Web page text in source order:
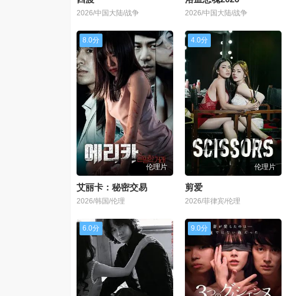
2026/中国大陆/战争 2026/中国大陆/战争
8.0分
伦理片
艾丽卡：秘密交易
2026/韩国/伦理
4.0分
伦理片
剪爱
2026/菲律宾/伦理
6.0分 9.0分